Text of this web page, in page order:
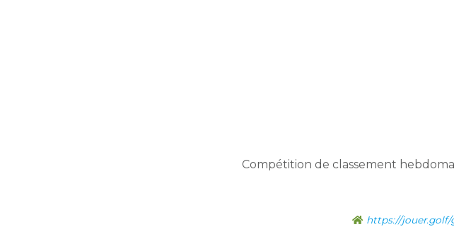
Compétition de classement
https://jouer.golf/